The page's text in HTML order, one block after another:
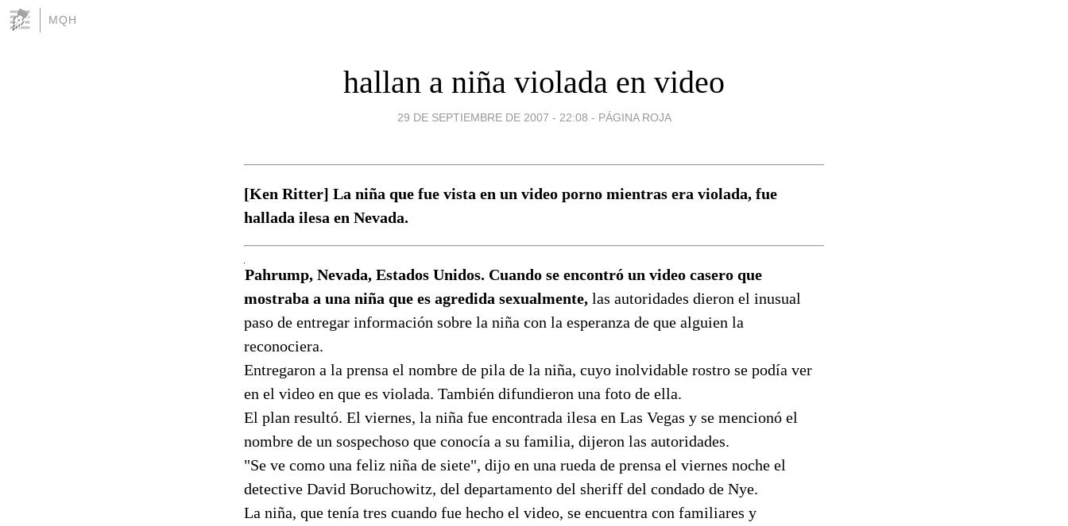
MQH
hallan a niña violada en video
29 DE SEPTIEMBRE DE 2007 - 22:08 - PÁGINA ROJA
[Ken Ritter] La niña que fue vista en un video porno mientras era violada, fue
hallada ilesa en Nevada.
Pahrump, Nevada, Estados Unidos. Cuando se encontró un video casero que
mostraba a una niña que es agredida sexualmente, las autoridades dieron el inusual
paso de entregar información sobre la niña con la esperanza de que alguien la
reconociera.
Entregaron a la prensa el nombre de pila de la niña, cuyo inolvidable rostro se podía ver
en el video en que es violada. También difundieron una foto de ella.
El plan resultó. El viernes, la niña fue encontrada ilesa en Las Vegas y se mencionó el
nombre de un sospechoso que conocía a su familia, dijeron las autoridades.
"Se ve como una feliz niña de siete", dijo en una rueda de prensa el viernes noche el
detective David Boruchowitz, del departamento del sheriff del condado de Nye.
La niña, que tenía tres cuando fue hecho el video, se encuentra con familiares y